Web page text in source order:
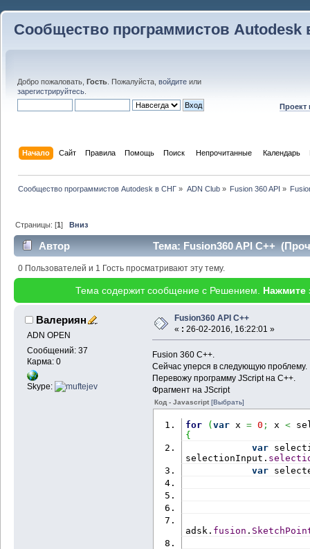
Сообщество программистов Autodesk
Добро пожаловать, Гость . Пожалуйста, войдите или
зарегистрируйтесь
Проект
Начало Сайт Правила Помощь Поиск Непрочитанные Календарь
Сообщество программистов Autodesk в СНГ » ADN Club» Fusion 360 API »
Страницы: [1]Вниз
Автор Тема: Fusion360 API C++
0 Пользователей и 1 Гость просматривают эту тему.
Тема содержит сообщение с Решением. Нажмите
Валериян
ADN OPEN
Сообщений: 37
Карма: 0
Skype:
Fusion360 API C++
« : 26-02-2016, 16:22:01 »
Fusion 360 C++.
Сейчас уперся в следующую проблему.
Перевожу программу JScript на С++.
Фрагмент на JScript
Код - Javascript [Выбрать]
for (var x = 0 ; x <
{
var
selectionInput.
var
adsk. fusion .